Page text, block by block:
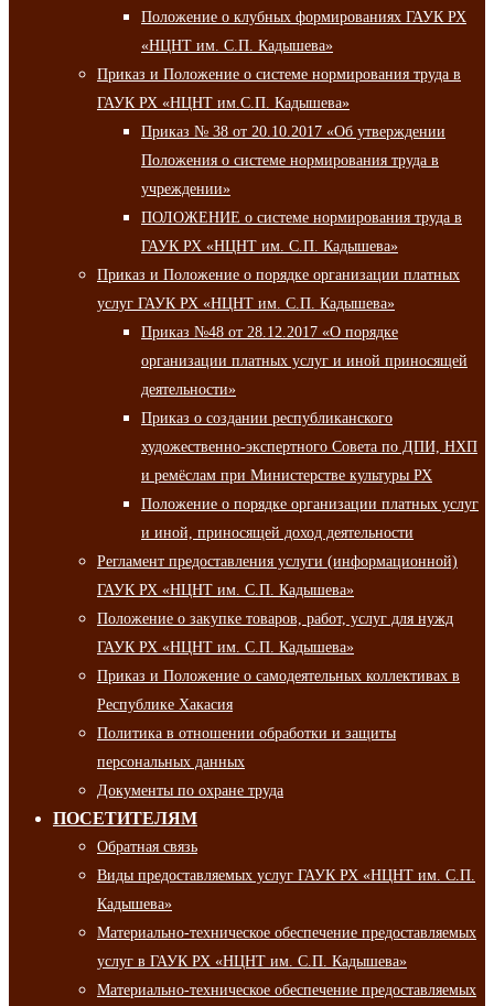
Положение о клубных формированиях ГАУК РХ
«НЦНТ им. С.П. Кадышева»
Приказ и Положение о системе нормирования труда в
ГАУК РХ «НЦНТ им.С.П. Кадышева»
Приказ № 38 от 20.10.2017 «Об утверждении
Положения о системе нормирования труда в
учреждении»
ПОЛОЖЕНИЕ о системе нормирования труда в
ГАУК РХ «НЦНТ им. С.П. Кадышева»
Приказ и Положение о порядке организации платных
услуг ГАУК РХ «НЦНТ им. С.П. Кадышева»
Приказ №48 от 28.12.2017 «О порядке
организации платных услуг и иной приносящей
деятельности»
Приказ о создании республиканского
художественно-экспертного Совета по ДПИ, НХП
и ремёслам при Министерстве культуры РХ
Положение о порядке организации платных услуг
и иной, приносящей доход деятельности
Регламент предоставления услуги (информационной)
ГАУК РХ «НЦНТ им. С.П. Кадышева»
Положение о закупке товаров, работ, услуг для нужд
ГАУК РХ «НЦНТ им. С.П. Кадышева»
Приказ и Положение о самодеятельных коллективах в
Республике Хакасия
Политика в отношении обработки и защиты
персональных данных
Документы по охране труда
ПОСЕТИТЕЛЯМ
Обратная связь
Виды предоставляемых услуг ГАУК РХ «НЦНТ им. С.П.
Кадышева»
Материально-техническое обеспечение предоставляемых
услуг в ГАУК РХ «НЦНТ им. С.П. Кадышева»
Материально-техническое обеспечение предоставляемых